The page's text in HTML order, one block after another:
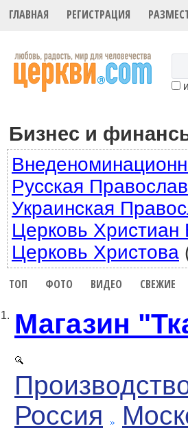
ГЛАВНАЯ РЕГИСТРАЦИЯ
Бизнес и
Русская
Украинская
Церковь Христиан
Церковь Христова
ТОП ФОТО ВИДЕО СВЕЖИЕ
1. Магазин
Россия